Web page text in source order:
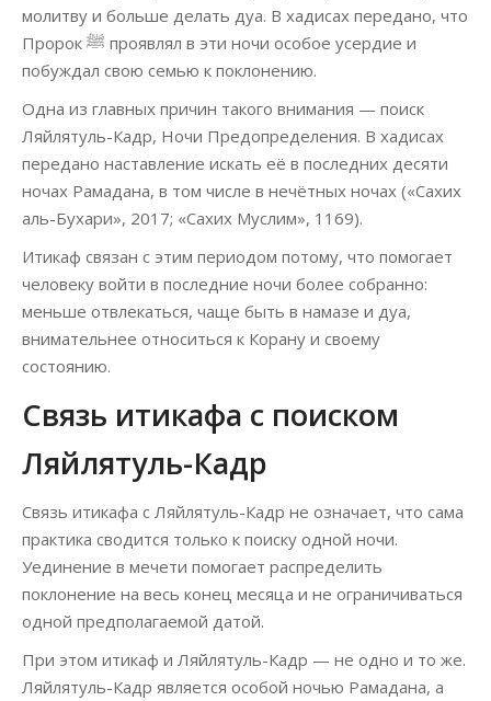
молитву и больше делать дуа. В хадисах передано, что
Пророк ﷺ проявлял в эти ночи особое усердие и
побуждал свою семью к поклонению.
Одна из главных причин такого внимания — поиск
Ляйлятуль-Кадр, Ночи Предопределения. В хадисах
передано наставление искать её в последних десяти
ночах Рамадана, в том числе в нечётных ночах («Сахих
аль-Бухари», 2017; «Сахих Муслим», 1169).
Итикаф связан с этим периодом потому, что помогает
человеку войти в последние ночи более собранно:
меньше отвлекаться, чаще быть в намазе и дуа,
внимательнее относиться к Корану и своему
состоянию.
Связь итикафа с поиском
Ляйлятуль-Кадр
Связь итикафа с Ляйлятуль-Кадр не означает, что сама
практика сводится только к поиску одной ночи.
Уединение в мечети помогает распределить
поклонение на весь конец месяца и не ограничиваться
одной предполагаемой датой.
При этом итикаф и Ляйлятуль-Кадр — не одно и то же.
Ляйлятуль-Кадр является особой ночью Рамадана, а